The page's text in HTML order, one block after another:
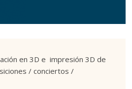
en 3D e impresión 3D de
/ conciertos /